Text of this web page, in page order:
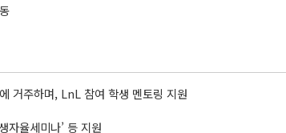
거주하며, LnL 참여 학생 멘토링 지원
자율세미나’ 등 지원